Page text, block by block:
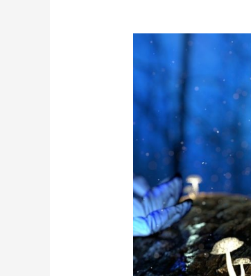
SIGNIFICADO
MÁGICO
DE
LAS
MARIPOSAS